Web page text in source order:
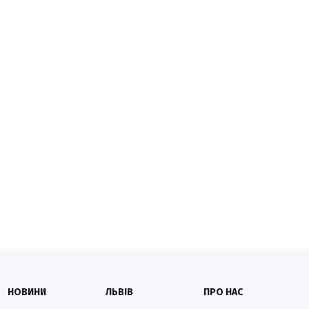
НОВИНИ ЛЬВІВ ПРО НАС